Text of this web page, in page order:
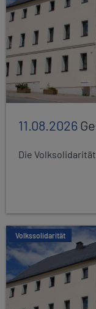
11.08.2026
Die
Volkssolidarität